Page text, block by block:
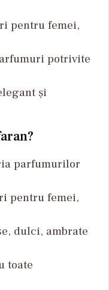
pentru femei,
potrivite
și
parfumurilor
pentru femei,
dulci, ambrate
toate